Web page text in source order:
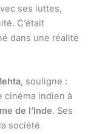
ses luttes,
C’était
dans une réalité
, souligne :
cinéma indien à
de l’Inde. Ses
société